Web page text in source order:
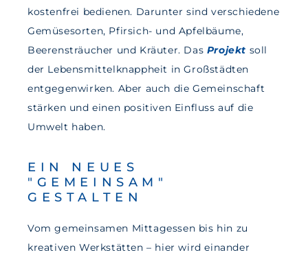
kostenfrei bedienen. Darunter sind verschiedene
Gemüsesorten, Pfirsich- und Apfelbäume,
Beerensträucher und Kräuter. Das Projekt soll
der Lebensmittelknappheit in Großstädten
entgegenwirken. Aber auch die Gemeinschaft
stärken und einen positiven Einfluss auf die
Umwelt haben.
EIN NEUES
"GEMEINSAM"
GESTALTEN
Vom gemeinsamen Mittagessen bis hin zu
kreativen Werkstätten – hier wird einander